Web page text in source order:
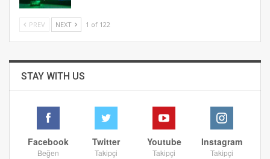
PREV NEXT 1 of 122
STAY WITH US
Facebook
Beğen
Twitter
Takipçi
Youtube
Takipçi
Instagram
Takipçi